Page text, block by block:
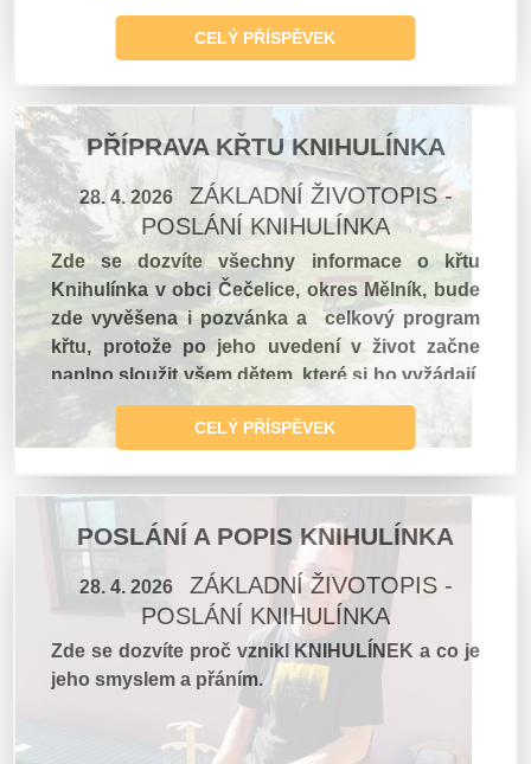
na trzích, protože naší hlavní nabídkou jsou
dětské knihy, které formují charakter vašich
CELÝ PŘÍSPĚVEK
PŘÍPRAVA KŘTU KNIHULÍNKA
28. 4. 2026
ZÁKLADNÍ ŽIVOTOPIS -
POSLÁNÍ KNIHULÍNKA
Zde se dozvíte všechny informace o křtu
Knihulínka v obci Čečelice, okres Mělník, bude
zde vyvěšena i pozvánka a celkový program
křtu, protože po jeho uvedení v život začne
naplno sloužit všem dětem, které si ho vyžádají,
aby přišel k nim na návštěvu
CELÝ PŘÍSPĚVEK
POSLÁNÍ A POPIS KNIHULÍNKA
28. 4. 2026
ZÁKLADNÍ ŽIVOTOPIS -
POSLÁNÍ KNIHULÍNKA
Zde se dozvíte proč vznikl KNIHULÍNEK a co je
jeho smyslem a přáním.